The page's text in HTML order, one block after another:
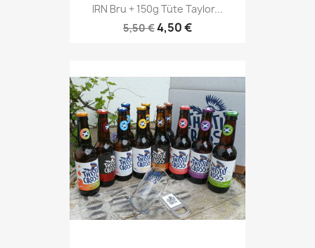
IRN Bru + 150g Tüte Taylor...
5,50 €4,50 €